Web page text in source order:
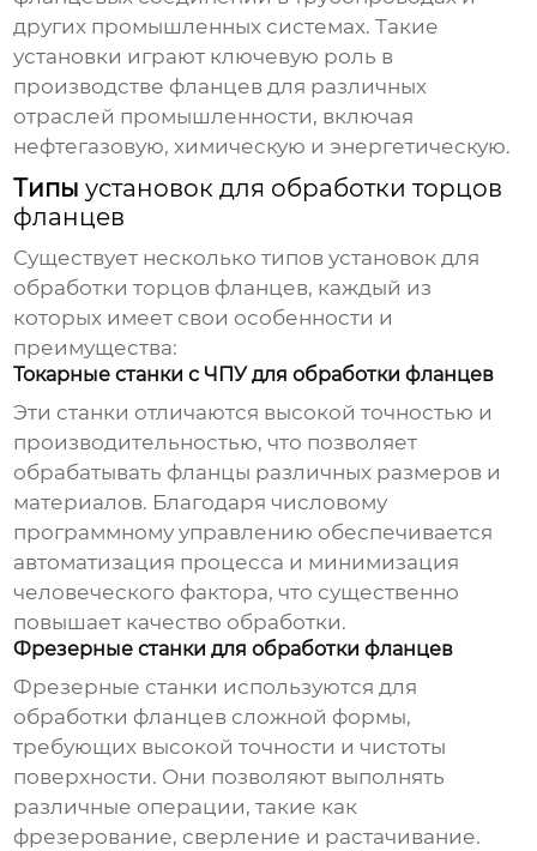
других промышленных системах. Такие
установки играют ключевую роль в
производстве фланцев для различных
отраслей промышленности, включая
нефтегазовую, химическую и энергетическую.
Типыустановок для обработки торцов
фланцев
Существует несколько типовустановок для
обработки торцов фланцев, каждый из
которых имеет свои особенности и
преимущества:
Токарные станки с ЧПУ для обработки фланцев
Эти станки отличаются высокой точностью и
производительностью, что позволяет
обрабатывать фланцы различных размеров и
материалов. Благодаря числовому
программному управлению обеспечивается
автоматизация процесса и минимизация
человеческого фактора, что существенно
повышает качество обработки.
Фрезерные станки для обработки фланцев
Фрезерные станки используются для
обработки фланцев сложной формы,
требующих высокой точности и чистоты
поверхности. Они позволяют выполнять
различные операции, такие как
фрезерование, сверление и растачивание.